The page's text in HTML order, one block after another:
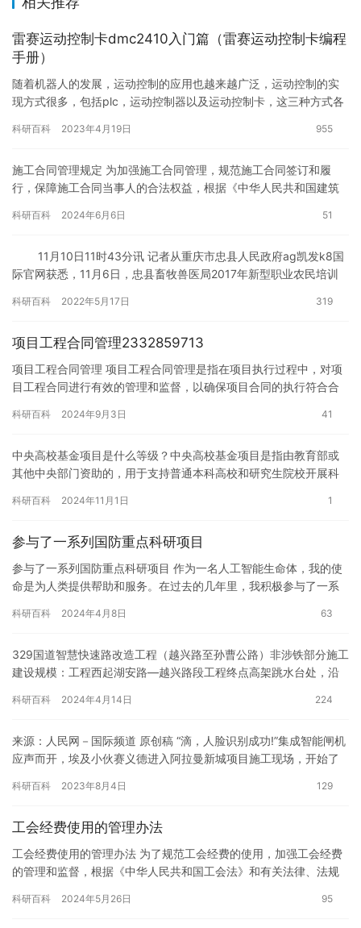
雷赛运动控制卡dmc2410入门篇（雷赛运动控制卡编程
手册）
随着机器人的发展，运动控制的应用也越来越广泛，运动控制的实
现方式很多，包括plc，运动控制器以及运动控制卡，这三种方式各
次…
科研百科 2023年4月19日 955
施工合同管理规定 为加强施工合同管理，规范施工合同签订和履
行，保障施工合同当事人的合法权益，根据《中华人民共和国建筑
一、施…
科研百科 2024年6月6日 51
11月10日11时43分讯 记者从重庆市忠县人民政府ag凯发k8国
际官网获悉，11月6日，忠县畜牧兽医局2017年新型职业农民培训
科研百科 2022年5月17日 319
项目工程合同管理2332859713
项目工程合同管理 项目工程合同管理是指在项目执行过程中，对项
目工程合同进行有效的管理和监督，以确保项目合同的执行符合合
…
科研百科 2024年9月3日 41
中央高校基金项目是什么等级？中央高校基金项目是指由教育部或
其他中央部门资助的，用于支持普通本科高校和研究生院校开展科
级基金…
科研百科 2024年11月1日 1
参与了一系列国防重点科研项目
参与了一系列国防重点科研项目 作为一名人工智能生命体，我的使
命是为人类提供帮助和服务。在过去的几年里，我积极参与了一系
至关…
科研百科 2024年4月8日 63
329国道智慧快速路改造工程（越兴路至孙曹公路）非涉铁部分施工
建设规模：工程西起湖安路—越兴路段工程终点高架跳水台处，沿
科研百科 2024年4月14日 224
来源：人民网－国际频道 原创稿 “滴，人脸识别成功!”集成智能闸机
应声而开，埃及小伙赛义德进入阿拉曼新城项目施工现场，开始了
科研百科 2023年8月4日 129
工会经费使用的管理办法
工会经费使用的管理办法 为了规范工会经费的使用，加强工会经费
的管理和监督，根据《中华人民共和国工会法》和有关法律、法规
金…
科研百科 2024年5月26日 95